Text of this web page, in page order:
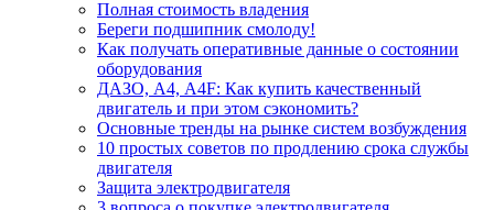
Полная стоимость владения
Береги подшипник смолоду!
Как получать оперативные данные о состоянии
оборудования
ДАЗО, А4, А4F: Как купить качественный
двигатель и при этом сэкономить?
Основные тренды на рынке систем возбуждения
10 простых советов по продлению срока службы
двигателя
Защита электродвигателя